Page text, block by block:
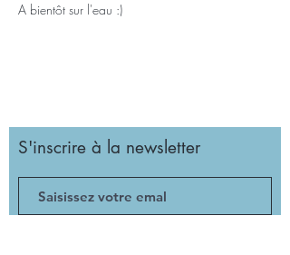
A bientôt sur l'eau :)
S'inscrire à la newsletter